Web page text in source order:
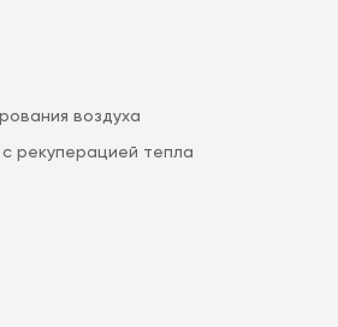
воздуха
рекуперацией тепла